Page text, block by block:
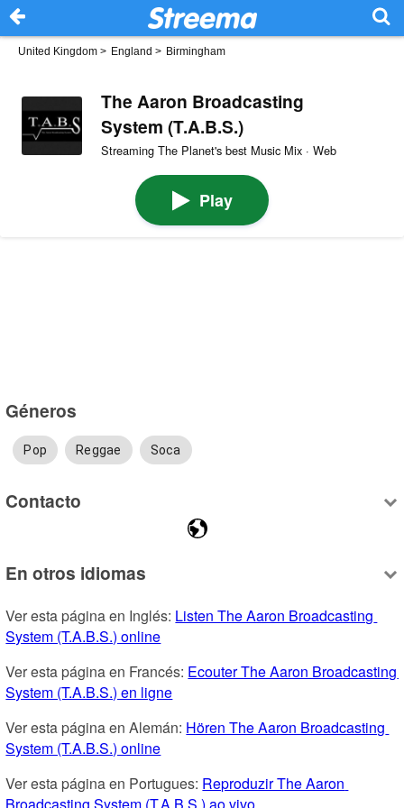
United Kingdom > England > Birmingham
The Aaron Broadcasting
System (T.A.B.S.)
Streaming The Planet's best Music Mix · Web
Play
Géneros
Pop Reggae Soca
Contacto
En otros idiomas
Ver esta página en Inglés: Listen The Aaron Broadcasting
System (T.A.B.S.) online
Ver esta página en Francés: Ecouter The Aaron Broadcasting
System (T.A.B.S.) en ligne
Ver esta página en Alemán: Hören The Aaron Broadcasting
System (T.A.B.S.) online
Ver esta página en Portugues: Reproduzir The Aaron
Broadcasting System (T.A.B.S.) ao vivo